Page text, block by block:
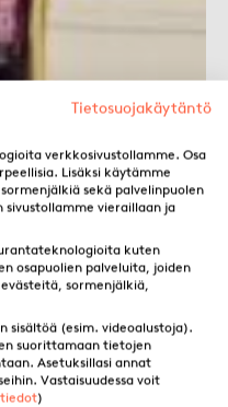
Tietosuojakäytäntö
verkkosivustollamme. Osa
Lisäksi käytämme
sekä palvelinpuolen
vieraillaan ja
kuten
osapuolien palveluita, joiden
sormenjälkiä,
sisältöä (esim. videoalustoja).
suorittamaan tietojen
Asetuksillasi annat
Vastaisuudessa voit
)